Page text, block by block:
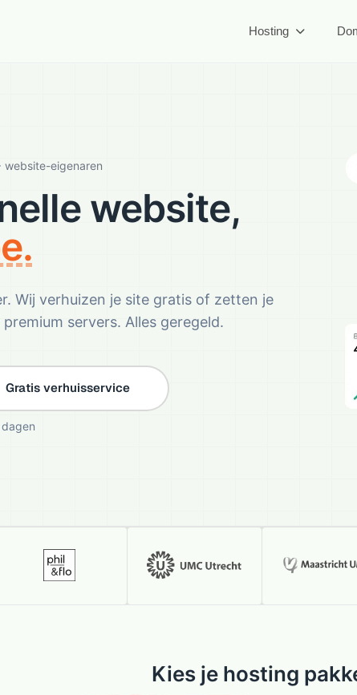
Hosting
website-eigenaren
website,
Wij verhuizen je site gratis of zetten je
servers. Alles geregeld.
Gratis verhuisservice
Kies je hosting